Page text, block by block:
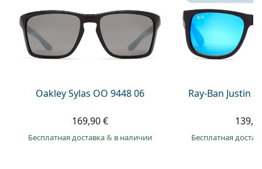
Oakley Sylas OO 9448 06
169,90 €
Бесплатная доставка& в наличии
Ray-Ban Justin
Бесплатная